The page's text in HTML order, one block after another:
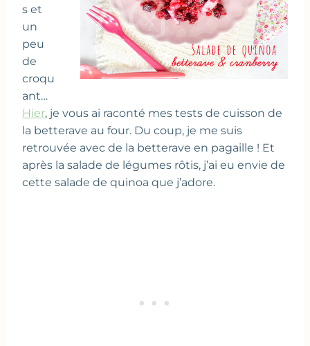
s et
un
peu
de
croqu
ant…
Hier, je vous ai raconté mes tests de cuisson de
la betterave au four. Du coup, je me suis
retrouvée avec de la betterave en pagaille ! Et
après la salade de légumes rôtis, j’ai eu envie de
cette salade de quinoa que j’adore.